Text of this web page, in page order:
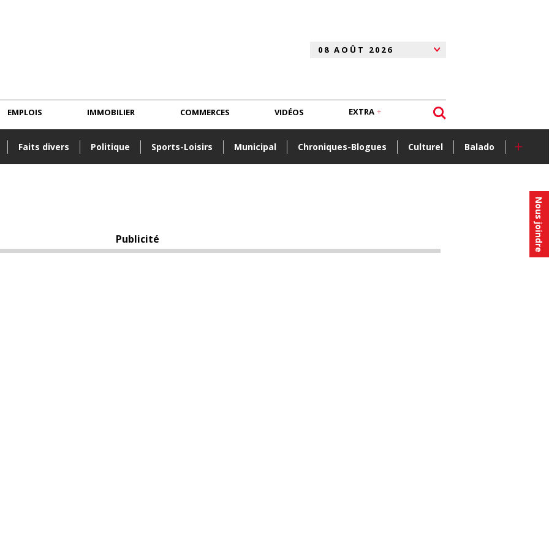
Nous joindre
Faits divers Politique Sports-Loisirs Municipal Chroniques-Blogues Culturel Balado +
EMPLOIS IMMOBILIER COMMERCES VIDÉOS EXTRA
Publicité